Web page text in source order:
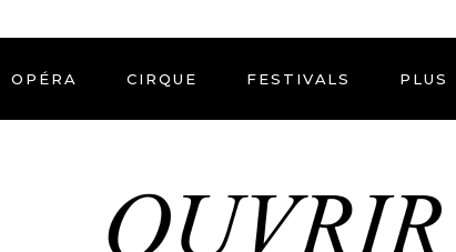
OPÉRA CIRQUE FESTIVALS PLUS